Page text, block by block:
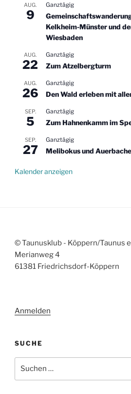
AUG.
9
Ganztägig
Kelkheim-Münster und
Wiesbaden
AUG.
22
Ganztägig
Zum Atzelbergturm
AUG.
26
Ganztägig
Den Wald erleben mit
SEP.
5
Ganztägig
Zum Hahnenkamm im
SEP.
27
Ganztägig
Melibokus und
Kalender anzeigen
© Taunusklub - Köppern/Taunus
Merianweg 4
61381 Friedrichsdorf-Köppern
Anmelden
SUCHE
nach: